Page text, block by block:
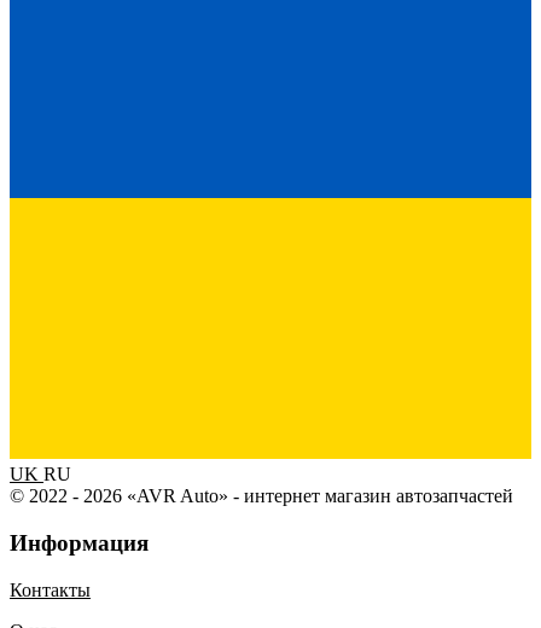
UK RU
© 2022 - 2026 «AVR Auto» - интернет магазин автозапчастей
Информация
Контакты